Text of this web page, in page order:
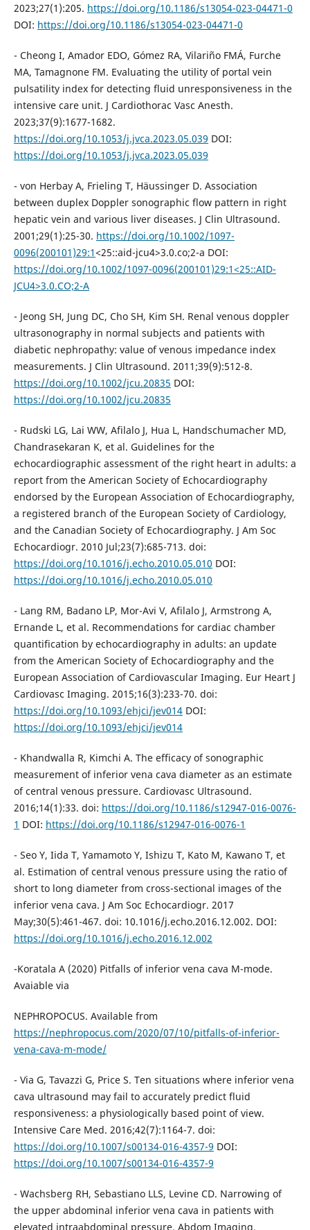
2023;27(1):205. https://doi.org/10.1186/s13054-023-04471-0
DOI: https://doi.org/10.1186/s13054-023-04471-0
- Cheong I, Amador EDO, Gómez RA, Vilariño FMÁ, Furche
MA, Tamagnone FM. Evaluating the utility of portal vein
pulsatility index for detecting fluid unresponsiveness in the
intensive care unit. J Cardiothorac Vasc Anesth.
2023;37(9):1677-1682.
https://doi.org/10.1053/j.jvca.2023.05.039 DOI:
https://doi.org/10.1053/j.jvca.2023.05.039
- von Herbay A, Frieling T, Häussinger D. Association
between duplex Doppler sonographic flow pattern in right
hepatic vein and various liver diseases. J Clin Ultrasound.
2001;29(1):25-30. https://doi.org/10.1002/1097-
0096(200101)29:1<25::aid-jcu4>3.0.co;2-a DOI:
https://doi.org/10.1002/1097-0096(200101)29:1<25::AID-
JCU4>3.0.CO;2-A
- Jeong SH, Jung DC, Cho SH, Kim SH. Renal venous doppler
ultrasonography in normal subjects and patients with
diabetic nephropathy: value of venous impedance index
measurements. J Clin Ultrasound. 2011;39(9):512-8.
https://doi.org/10.1002/jcu.20835 DOI:
https://doi.org/10.1002/jcu.20835
- Rudski LG, Lai WW, Afilalo J, Hua L, Handschumacher MD,
Chandrasekaran K, et al. Guidelines for the
echocardiographic assessment of the right heart in adults: a
report from the American Society of Echocardiography
endorsed by the European Association of Echocardiography,
a registered branch of the European Society of Cardiology,
and the Canadian Society of Echocardiography. J Am Soc
Echocardiogr. 2010 Jul;23(7):685-713. doi:
https://doi.org/10.1016/j.echo.2010.05.010 DOI:
https://doi.org/10.1016/j.echo.2010.05.010
- Lang RM, Badano LP, Mor-Avi V, Afilalo J, Armstrong A,
Ernande L, et al. Recommendations for cardiac chamber
quantification by echocardiography in adults: an update
from the American Society of Echocardiography and the
European Association of Cardiovascular Imaging. Eur Heart J
Cardiovasc Imaging. 2015;16(3):233-70. doi:
https://doi.org/10.1093/ehjci/jev014DOI:
https://doi.org/10.1093/ehjci/jev014
- Khandwalla R, Kimchi A. The efficacy of sonographic
measurement of inferior vena cava diameter as an estimate
of central venous pressure. Cardiovasc Ultrasound.
2016;14(1):33. doi: https://doi.org/10.1186/s12947-016-0076-
1 DOI: https://doi.org/10.1186/s12947-016-0076-1
- Seo Y, Iida T, Yamamoto Y, Ishizu T, Kato M, Kawano T, et
al. Estimation of central venous pressure using the ratio of
short to long diameter from cross-sectional images of the
inferior vena cava. J Am Soc Echocardiogr. 2017
May;30(5):461-467. doi: 10.1016/j.echo.2016.12.002. DOI:
https://doi.org/10.1016/j.echo.2016.12.002
-Koratala A (2020) Pitfalls of inferior vena cava M-mode.
Avaiable via
NEPHROPOCUS. Available from
https://nephropocus.com/2020/07/10/pitfalls-of-inferior-
vena-cava-m-mode/
- Via G, Tavazzi G, Price S. Ten situations where inferior vena
cava ultrasound may fail to accurately predict fluid
responsiveness: a physiologically based point of view.
Intensive Care Med. 2016;42(7):1164-7. doi:
https://doi.org/10.1007/s00134-016-4357-9 DOI:
https://doi.org/10.1007/s00134-016-4357-9
- Wachsberg RH, Sebastiano LLS, Levine CD. Narrowing of
the upper abdominal inferior vena cava in patients with
elevated intraabdominal pressure. Abdom Imaging.